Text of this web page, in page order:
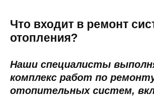
Что входит в ремонт
отопления?
Наши специалисты
комплекс работ по
отопительных систем,